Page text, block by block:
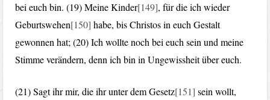
bei euch bin. (19) Meine Kinder[149], für die ich wieder
Geburtswehen[150] habe, bis Christos in euch Gestalt
gewonnen hat; (20) Ich wollte noch bei euch sein und meine
Stimme verändern, denn ich bin in Ungewissheit über euch.
(21) Sagt ihr mir, die ihr unter dem Gesetz[151] sein wollt,